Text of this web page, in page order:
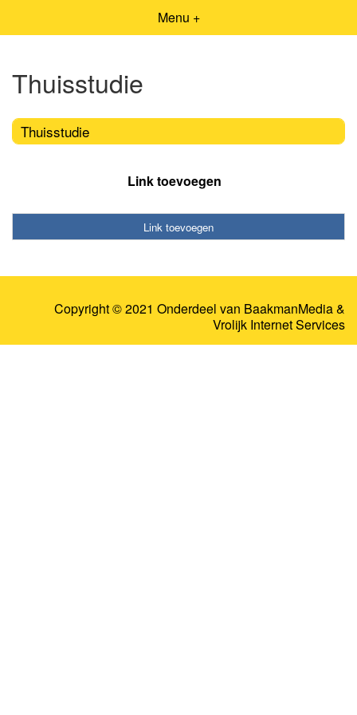
Menu +
Thuisstudie
Thuisstudie
Link toevoegen
Link toevoegen
Copyright © 2021 Onderdeel van BaakmanMedia&
Vrolijk Internet Services